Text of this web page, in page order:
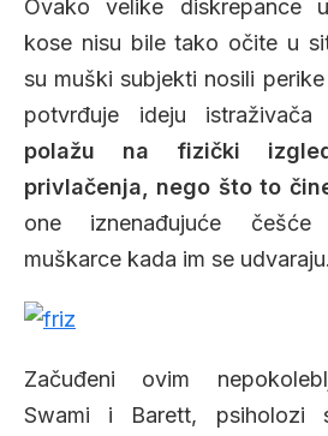
Ovako velike diskrepance
kose nisu bile tako očite u
su muški subjekti nosili
potvrđuje ideju istraživača
polažu na fizički
privlačenja, nego što to
one iznenađujuće
muškarce kada im se udvaraju.
Začuđeni ovim
Swami i Barett, psiholozi